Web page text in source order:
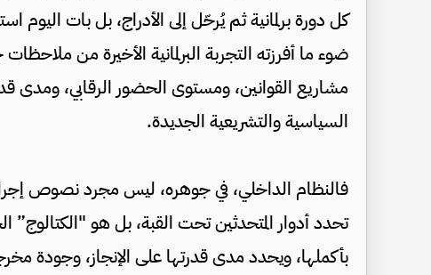
كل دورة برلمانية ثم يُرحّل إلى الأدراج، بل بات اليوم
ضوء ما أفرزته التجربة البرلمانية الأخيرة من
مشاريع القوانين، ومستوى الحضور الرقابي، ومدى
السياسية والتشريعية الجديدة.
فالنظام الداخلي، في جوهره، ليس مجرد نصوص
تحدد أدوار المتحدثين تحت القبة، بل هو "الكتالوج”
بأكملها، ويحدد مدى قدرتها على الإنجاز، وجودة